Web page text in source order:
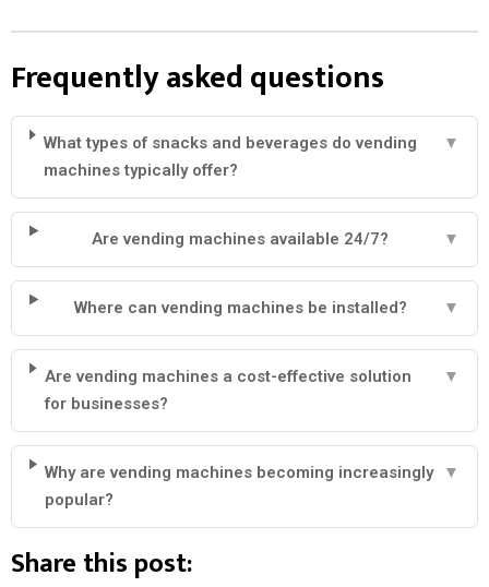
Frequently asked questions
What types of snacks and beverages do vending
machines typically offer?
▼
Are vending machines available 24/7? ▼
Where can vending machines be installed? ▼
Are vending machines a cost-effective solution
for businesses?
▼
Why are vending machines becoming increasingly
popular?
▼
Share this post: